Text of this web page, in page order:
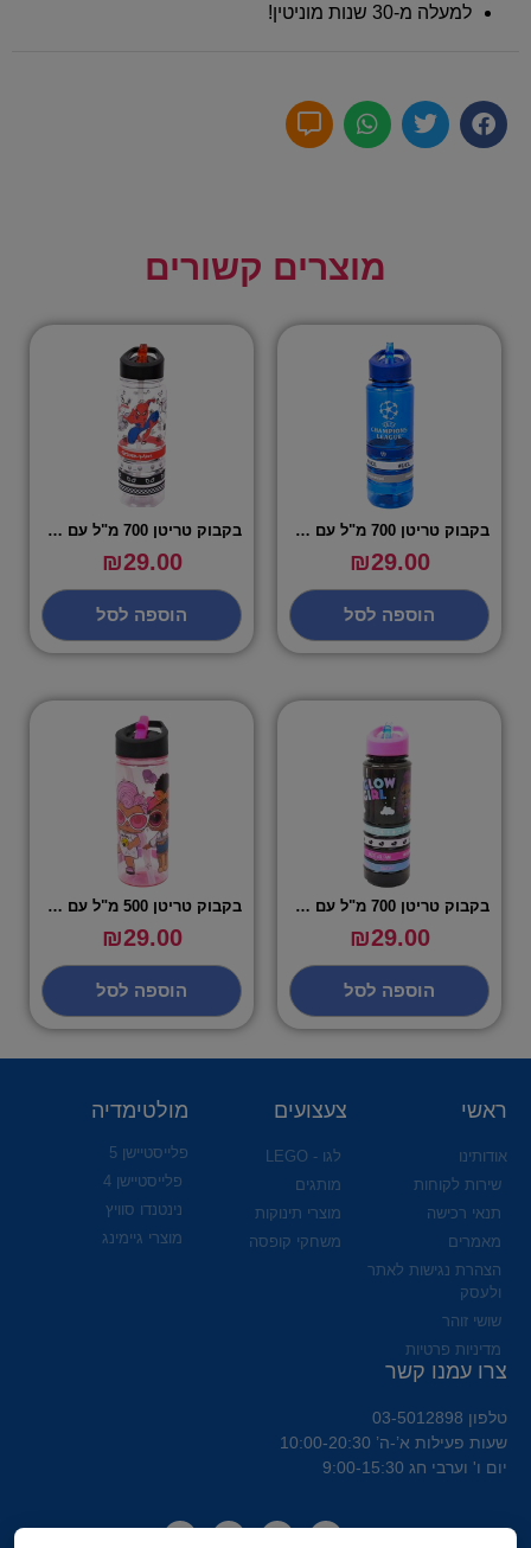
למעלה מ-30 שנות מוניטין!
מוצרים קשורים
בקבוק טריטן 700 מ"ל עם צמידים ליגת האלופות
₪29.00
הוספה לסל
בקבוק טריטן 700 מ"ל עם צמידים ספיידרמן אייקונים
₪29.00
הוספה לסל
בקבוק טריטן 700 מ"ל עם צמידים לול – LOL GLOW
₪29.00
הוספה לסל
בקבוק טריטן 500 מ"ל עם פיית סיליקון LOL GLOW
₪29.00
הוספה לסל
ראשי
אודותינו
שירות לקוחות
תנאי רכישה
מאמרים
הצהרת נגישות לאתר
ולעסק
שושי זוהר
מדיניות פרטיות
צעצועים
לגו - LEGO
מותגים
מוצרי תינוקות
משחקי קופסה
מולטימדיה
פלייסטיישן 5
פלייסטיישן 4
נינטנדו סוויץ
מוצרי גיימינג
צרו עמנו קשר
טלפון 03-5012898
שעות פעילות א’-ה’ 10:00-20:30
יום ו' וערבי חג 9:00-15:30